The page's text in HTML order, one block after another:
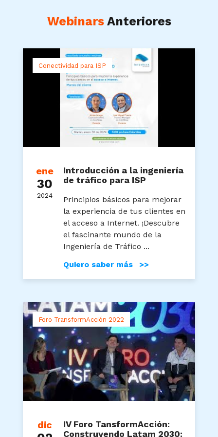
Webinars Anteriores
ene
30
2024
Conectividad para ISP
Introducción a la ingeniería
de tráfico para ISP
Principios básicos para mejorar
la experiencia de tus clientes en
el acceso a Internet. ¡Descubre
el fascinante mundo de la
Ingeniería de Tráfico ...
Quiero saber más >>
dic
Foro TransformAcción 2022
IV Foro TansformAcción:
Construyendo Latam 2030: